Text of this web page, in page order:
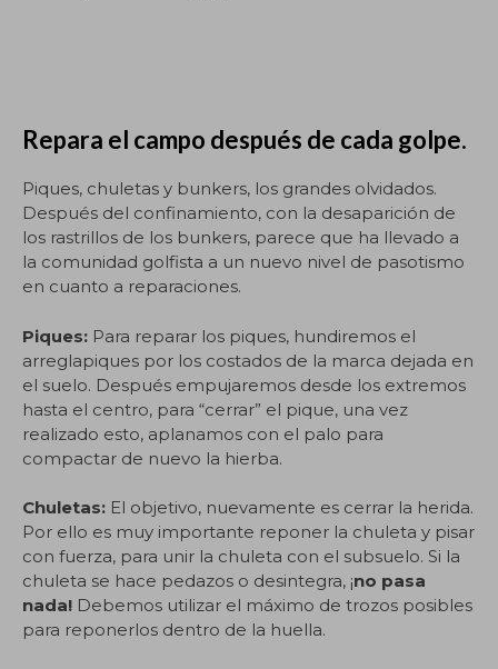
Repara el campo después de cada golpe.
Piques, chuletas y bunkers, los grandes olvidados.
Después del confinamiento, con la desaparición de
los rastrillos de los bunkers, parece que ha llevado a
la comunidad golfista a un nuevo nivel de pasotismo
en cuanto a reparaciones.
Piques: Para reparar los piques, hundiremos el
arreglapiques por los costados de la marca dejada en
el suelo. Después empujaremos desde los extremos
hasta el centro, para “cerrar” el pique, una vez
realizado esto, aplanamos con el palo para
compactar de nuevo la hierba.
Chuletas: El objetivo, nuevamente es cerrar la herida.
Por ello es muy importante reponer la chuleta y pisar
con fuerza, para unir la chuleta con el subsuelo. Si la
chuleta se hace pedazos o desintegra, ¡no pasa
nada! Debemos utilizar el máximo de trozos posibles
para reponerlos dentro de la huella.